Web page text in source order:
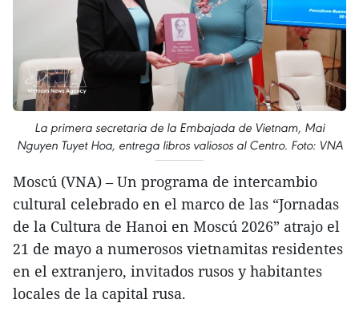
La primera secretaria de la Embajada de Vietnam, Mai
Nguyen Tuyet Hoa, entrega libros valiosos al Centro. Foto: VNA
Moscú (VNA) – Un programa de intercambio
cultural celebrado en el marco de las “Jornadas
de la Cultura de Hanoi en Moscú 2026” atrajo el
21 de mayo a numerosos vietnamitas residentes
en el extranjero, invitados rusos y habitantes
locales de la capital rusa.